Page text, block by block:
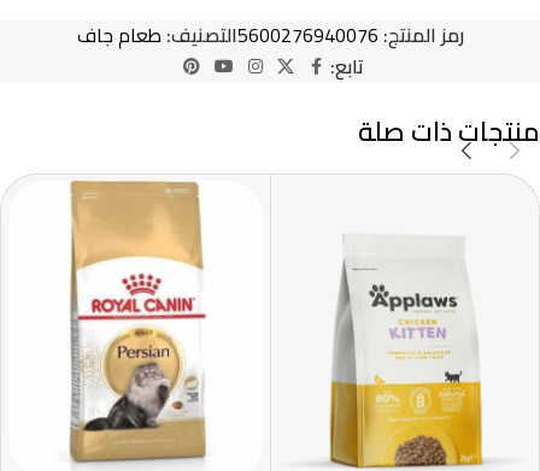
رمز المنتج: 5600276940076التصنيف: طعام جاف
تابع:
منتجات ذات صلة